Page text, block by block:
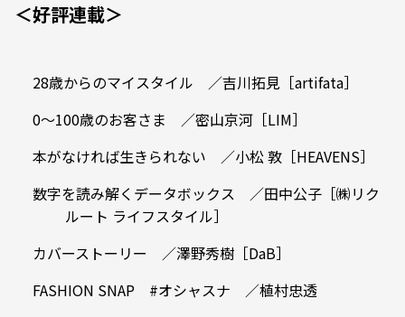
＜好評連載＞
28歳からのマイスタイル ／吉川拓見［artifata］
0〜100歳のお客さま ／密山京河［LIM］
本がなければ生きられない ／小松 敦［HEAVENS］
数字を読み解くデータボックス ／田中公子［㈱リク
ルート ライフスタイル］
カバーストーリー ／澤野秀樹［DaB］
FASHION SNAP #オシャスナ ／植村忠透